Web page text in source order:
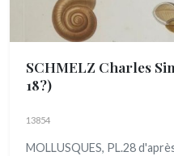
SCHMELZ Charles
18?)
13854
MOLLUSQUES, PL.28